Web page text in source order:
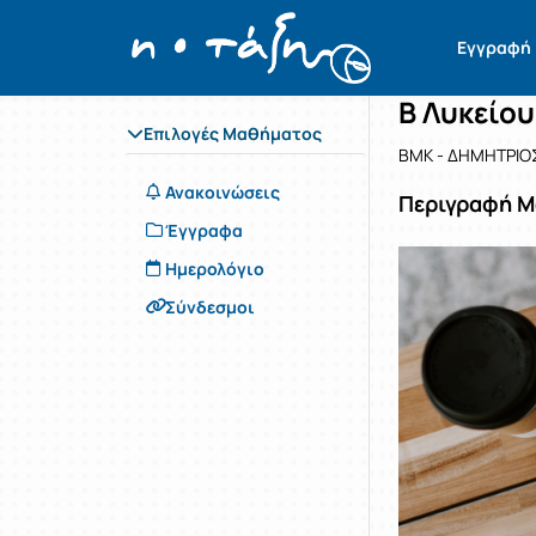
Εγγραφή
Επιλογές Μαθήματος
Ανακοινώσεις
Έγγραφα
Ημερολόγιο
Σύνδεσμοι
Αρχική Σελίδα
Μάθημα :
Κωδικός :
Β
ΒΜΚ -
Περιγραφή